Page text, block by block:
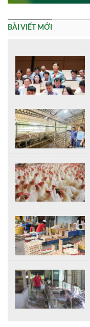
BÀI VIẾT MỚI